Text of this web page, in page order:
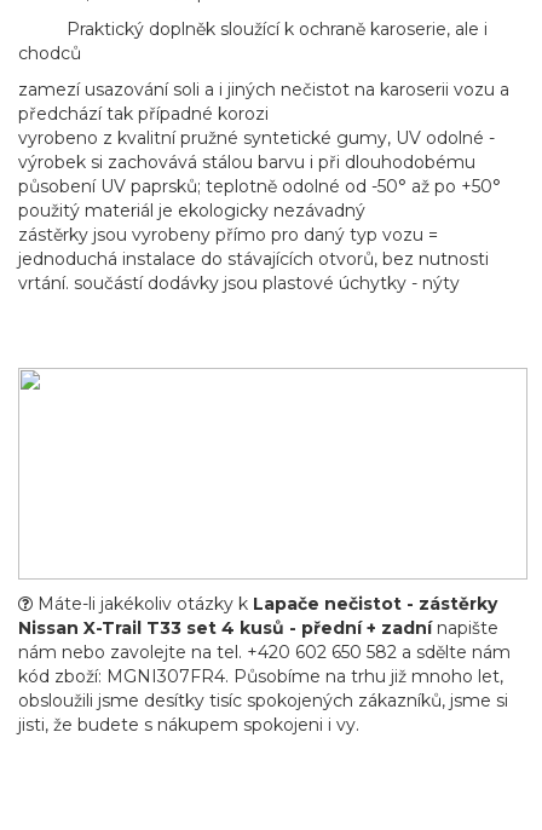
Praktický doplněk sloužící k ochraně karoserie, ale i
chodců
zamezí usazování soli a i jiných nečistot na karoserii vozu a
předchází tak případné korozi
vyrobeno z kvalitní pružné syntetické gumy, UV odolné -
výrobek si zachovává stálou barvu i při dlouhodobému
působení UV paprsků; teplotně odolné od -50° až po +50°
použitý materiál je ekologicky nezávadný
zástěrky jsou vyrobeny přímo pro daný typ vozu =
jednoduchá instalace do stávajících otvorů, bez nutnosti
vrtání. součástí dodávky jsou plastové úchytky - nýty
Máte-li jakékoliv otázky k Lapače nečistot - zástěrky
Nissan X-Trail T33 set 4 kusů - přední + zadnínapište
nám nebo zavolejte na tel. +420 602 650 582 a sdělte nám
kód zboží: MGNI307FR4. Působíme na trhu již mnoho let,
obsloužili jsme desítky tisíc spokojených zákazníků, jsme si
jisti, že budete s nákupem spokojeni i vy.